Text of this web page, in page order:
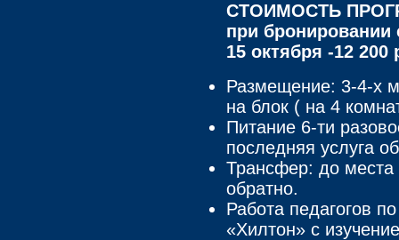
СТОИМОСТЬ
при бронировании
15 октября -12 200
Размещение: 3-4-х
на блок ( на 4
Питание 6-ти
последняя услуга
Трансфер: до места
обратно.
Работа педагогов
«Хилтон» с